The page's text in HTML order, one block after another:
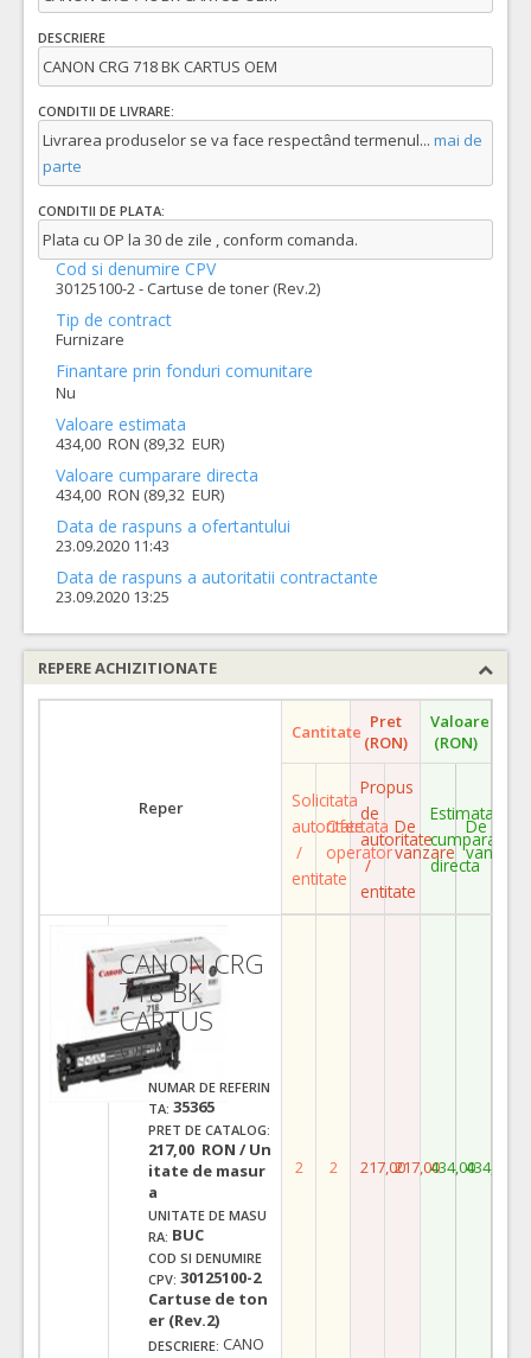
DESCRIERE
CANON CRG 718 BK CARTUS OEM
CONDITII DE LIVRARE:
Livrarea produselor se va face respectând termenul... mai de
parte
CONDITII DE PLATA:
Plata cu OP la 30 de zile , conform comanda.
Cod si denumire CPV
30125100-2 - Cartuse de toner (Rev.2)
Tip de contract
Furnizare
Finantare prin fonduri comunitare
Nu
Valoare estimata
434,00 RON (89,32 EUR)
Valoare cumparare directa
434,00 RON (89,32 EUR)
Data de raspuns a ofertantului
23.09.2020 11:43
Data de raspuns a autoritatii contractante
23.09.2020 13:25
REPERE ACHIZITIONATE
Reper
Cantitate Pret
(RON)
Valoare
(RON)
Solicitata
autoritate
/
entitate
Ofertata
operator
Propus
de
autoritate
/
entitate
De
vanzare
Estimata
cumparare
directa
De
vanzare
CANON CRG
718 BK
CARTUS
OEM
NUMAR DE REFERIN
TA: 35365
PRET DE CATALOG:
217,00 RON / Un
itate de masur
a
UNITATE DE MASU
RA: BUC
COD SI DENUMIRE
CPV: 30125100-2
Cartuse de ton
er (Rev.2)
DESCRIERE: CANO
2 2 217,00217,00434,00434,00